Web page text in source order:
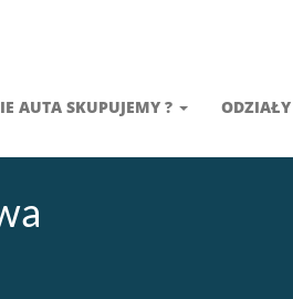
AUTA SKUPUJEMY ? ODZIAŁY